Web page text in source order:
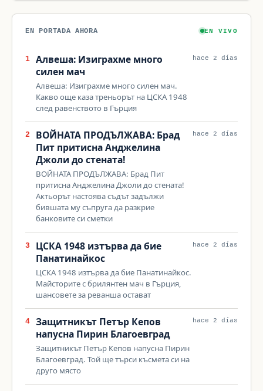
EN PORTADA AHORA EN VIVO
1
Алвеша: Изиграхме много
силен мач
Алвеша: Изиграхме много силен мач.
Какво още каза треньорът на ЦСКА 1948
след равенството в Гърция
hace 2 días
2
ВОЙНАТА ПРОДЪЛЖАВА: Брад
Пит притисна Анджелина
Джоли до стената!
ВОЙНАТА ПРОДЪЛЖАВА: Брад Пит
притисна Анджелина Джоли до стената!
Актьорът настоява съдът задължи
бившата му съпруга да разкрие
банковите си сметки
hace 2 días
3
ЦСКА 1948 изтърва да бие
Панатинайкос
ЦСКА 1948 изтърва да бие Панатинайкос.
Майсторите с брилянтен мач в Гърция,
шансовете за реванша остават
hace 2 días
4
Защитникът Петър Кепов
напусна Пирин Благоевград
Защитникът Петър Кепов напусна Пирин
Благоевград. Той ще търси късмета си на
друго място
hace 2 días